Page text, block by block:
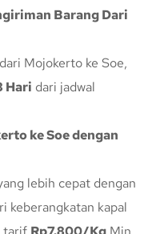
Barang Dari
Mojokerto ke Soe,
Hari dari jadwal
ke Soe dengan
lebih cepat dengan
keberangkatan kapal